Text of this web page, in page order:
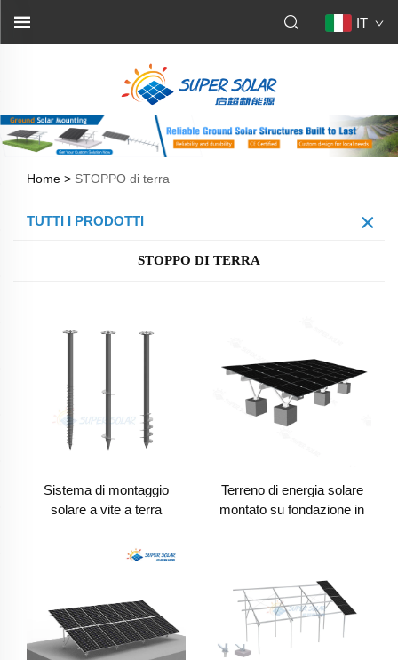
IT
Home > STOPPO di terra
TUTTI I PRODOTTI
STOPPO DI TERRA
Sistema di montaggio
solare a vite a terra
Terreno di energia solare
montato su fondazione in